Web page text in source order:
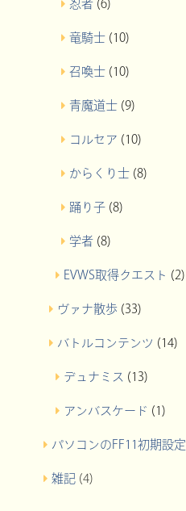
忍者 (6)
竜騎士 (10)
召喚士 (10)
青魔道士 (9)
コルセア (10)
からくり士 (8)
踊り子 (8)
学者 (8)
EVWS取得クエスト (2)
ヴァナ散歩 (33)
バトルコンテンツ (14)
デュナミス (13)
アンバスケード (1)
パソコンのFF11初期設定
雑記(4)